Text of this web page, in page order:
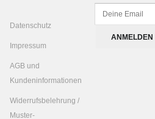
Datenschutz
Impressum
AGB und
Kundeninformationen
Widerrufsbelehrung /
Muster-